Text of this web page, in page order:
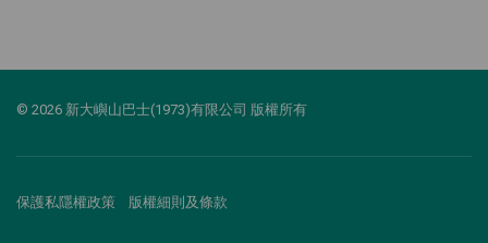
© 2026 新大嶼山巴士(1973)有限公司 版權所有
保護私隱權政策 版權細則及條款